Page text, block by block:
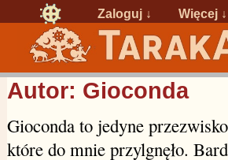
Zaloguj ↓ Więcej ↓
Autor: Gioconda
Gioconda to jedyne
które do mnie przylgnęło.